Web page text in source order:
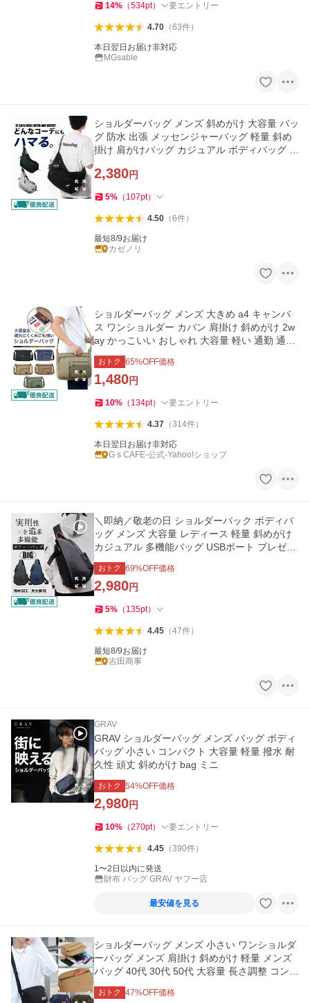
14% （534pt） 要エントリー
4.70（63件）
本日翌日お届け非対応
MGsable
ショルダーバッグ メンズ 斜めがけ 大容量 バッ
グ 防水 出張 メッセンジャーバッグ 軽量 斜め
掛け 肩がけバッグ カジュアル ボディバッグ ビ
2,380円
5% （ 107pt）
4.50（6件）
最短8/9お届け
カゼノリ
ショルダーバッグ メンズ 大きめ a4 キャンバ
ス ワンショルダー カバン 肩掛け 斜めがけ 2w
ay かっこいい おしゃれ 大容量 軽い 通勤 通学
ファスナー 爆買
おトク 65%OFF価格
1,480円
10% （ 134pt） 要エントリー
4.37（314件）
本日翌日お届け非対応
G s CAFE-公式-Yahoo!ショップ
＼即納／敬老の日 ショルダーバック ボディバ
ッグ メンズ 大容量 レディース 軽量 斜めがけ
カジュアル 多機能バッグ USBポート プレゼン
ト かっこいい 爆買
おトク 69%OFF価格
2,980円
5% （ 135pt）
4.45（47件）
最短8/9お届け
吉田商事
GRAV
GRAV ショルダーバッグ メンズ バッグ ボディ
バッグ 小さい コンパクト 大容量 軽量 撥水 耐
久性 頑丈 斜めがけ bag ミニ
おトク 54%OFF価格
2,980円
10% （270pt） 要エントリー
4.45（390件）
1〜2日以内に発送
財布 バッグ GRAV ヤフー店
最安値を見る
ショルダーバッグ メンズ 小さい ワンショルダ
ーバッグ メンズ 肩掛け 斜めがけ 軽量 メンズ
バッグ 40代 30代 50代 大容量 長さ調整 コンパ
クト シンプル
おトク 47%OFF価格